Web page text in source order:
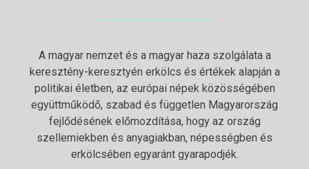
A magyar nemzet és a magyar haza szolgálata a
keresztény-keresztyén erkölcs és értékek alapján a
politikai életben, az európai népek közösségében
együttműködő, szabad és független Magyarország
fejlődésének előmozdítása, hogy az ország
szellemiekben és anyagiakban, népességben és
erkölcsében egyaránt gyarapodjék.